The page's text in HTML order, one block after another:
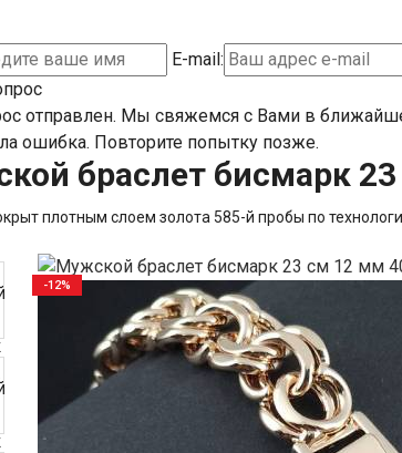
E-mail:
отправлен. Мы свяжемся с Вами в
ошибка. Повторите попытку позже.
браслет бисмарк
плотным слоем золота 585-й пробы по
-12%